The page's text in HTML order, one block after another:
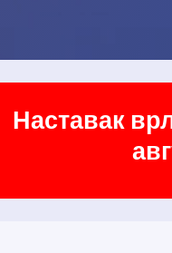
Наставак